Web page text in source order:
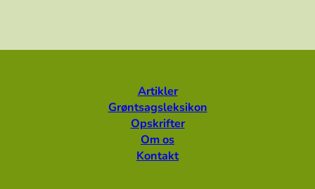
Artikler
Grøntsagsleksikon
Opskrifter
Om os
Kontakt